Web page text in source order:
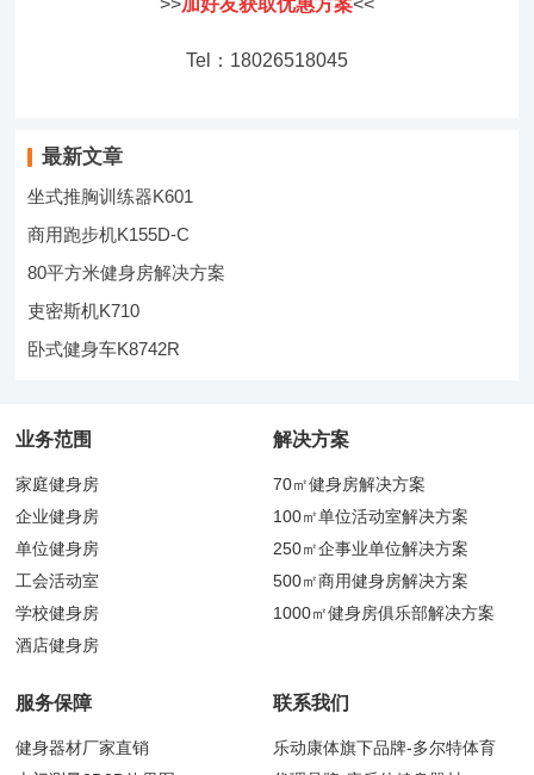
Tel：18026518045
最新文章
坐式推胸训练器K601
商用跑步机K155D-C
80平方米健身房解决方案
吏密斯机K710
卧式健身车K8742R
业务范围
家庭健身房
企业健身房
单位健身房
工会活动室
学校健身房
酒店健身房
解决方案
70㎡健身房解决方案
100㎡单位活动室解决方案
250㎡企事业单位解决方案
500㎡商用健身房解决方案
1000㎡健身房俱乐部解决方案
服务保障
健身器材厂家直销
联系我们
乐动康体旗下品牌-多尔特体育